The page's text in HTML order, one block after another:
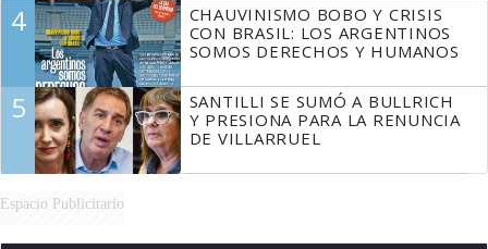
4
CHAUVINISMO BOBO Y CRISIS
CON BRASIL: LOS ARGENTINOS
SOMOS DERECHOS Y HUMANOS
5
SANTILLI SE SUMÓ A BULLRICH
Y PRESIONA PARA LA RENUNCIA
DE VILLARRUEL
Espacio Publicitario